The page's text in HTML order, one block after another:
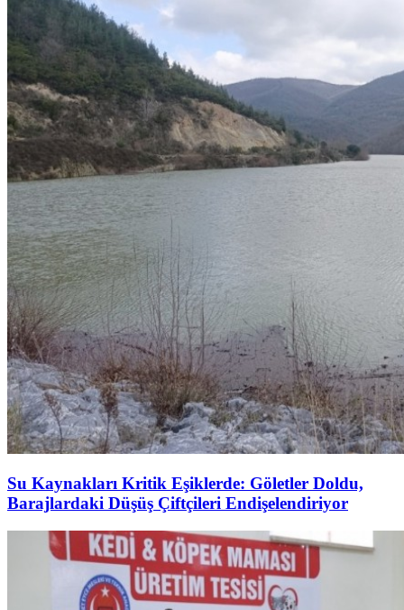
Su Kaynakları Kritik Eşiklerde: Göletler Doldu,
Barajlardaki Düşüş Çiftçileri Endişelendiriyor